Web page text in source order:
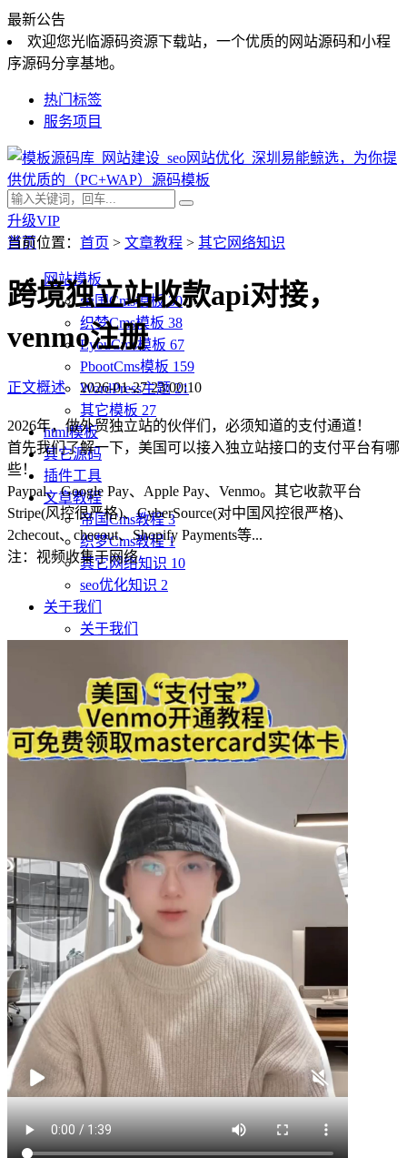
最新公告
欢迎您光临源码资源下载站，一个优质的网站源码和小程
序源码分享基地。
热门标签
服务项目
升级VIP
首页
网站模板
帝国Cms模板30
织梦Cms模板 38
EyouCms模板 67
PbootCms模板 159
WordPress主题21
其它模板 27
html模板
其它源码
插件工具
文章教程
帝国Cms教程3
织梦Cms教程1
其它网络知识 10
seo优化知识 2
关于我们
关于我们
当前位置： 首页 > 文章教程 > 其它网络知识
跨境独立站收款api对接，
venmo注册
正文概述 2026-01-27 23:00:10
2026年，做外贸独立站的伙伴们，必须知道的支付通道！
首先我们了解一下，美国可以接入独立站接口的支付平台有哪
些！
Paypal、Google Pay、Apple Pay、Venmo。其它收款平台
Stripe(风控很严格)、CyberSource(对中国风控很严格)、
2checout、checout、Shopify Payments等...
注：视频收集于网络